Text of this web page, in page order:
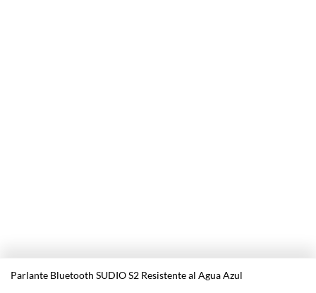
Parlante Bluetooth SUDIO S2 Resistente al Agua Azul